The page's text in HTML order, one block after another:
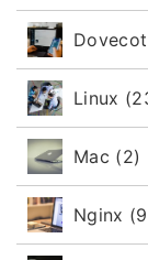
Linux
Mac (2)
Nginx